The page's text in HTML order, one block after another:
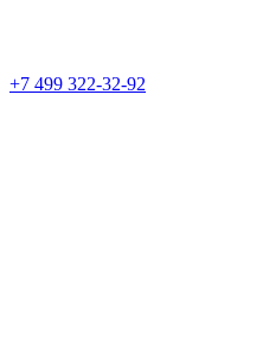
+7 499 322-32-92